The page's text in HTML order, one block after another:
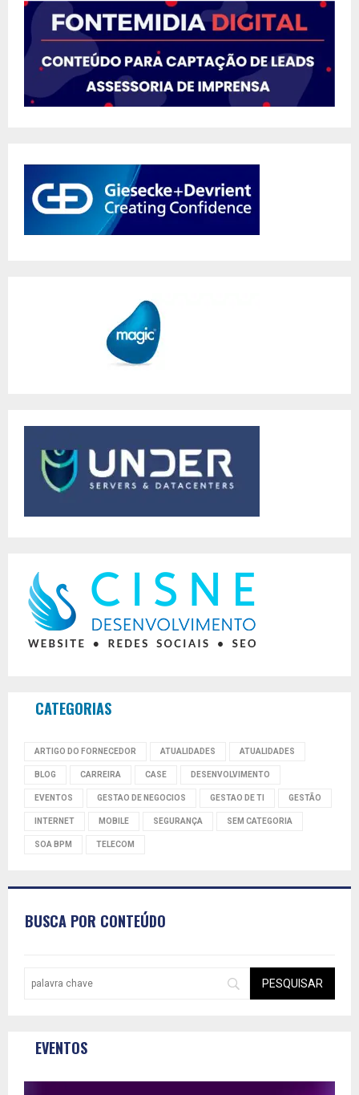
CATEGORIAS
ARTIGO DO FORNECEDOR ATUALIDADES ATUALIDADES
BLOG CARREIRA CASE DESENVOLVIMENTO
EVENTOS GESTAO DE NEGOCIOS GESTAO DE TI GESTÃO
INTERNET MOBILE SEGURANÇA SEM CATEGORIA
SOA BPM TELECOM
BUSCA POR CONTEÚDO
EVENTOS